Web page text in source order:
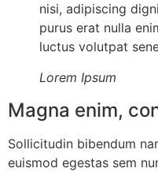
nisi, adipiscing
purus erat nulla
luctus volutpat
Lorem Ipsum
Magna enim,
Sollicitudin bibendum
euismod egestas sem